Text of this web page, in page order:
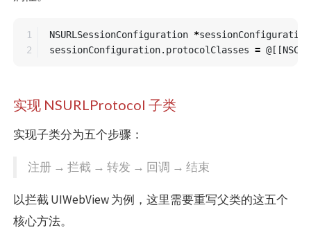
1
NSURLSessionConfiguration *sessionConfiguration
sessionConfiguration. protocolClasses = @[[
实现 NSURLProtocol 子类
实现子类分为五个步骤：
注册 → 拦截 → 转发 → 回调 → 结束
以拦截 UIWebView 为例，这里需要重写父类的这五个
核心方法。